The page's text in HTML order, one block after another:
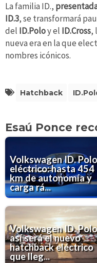
La familia ID.,
ID.3, se transformará
del ID.Poloy el ID.Cross,
nueva era en la que
nombres icónicos.
Hatchback
Esaú Ponce
Volkswagen ID.
eléctrico: hasta 454
km de autonomía y
carga rá...
Volkswagen ID.
así será el nuevo
hatchback eléctrico
que lleg...